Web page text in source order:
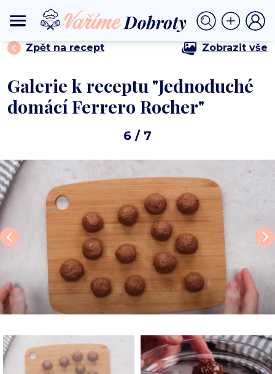
DOMŮ DEZERTY⟩ Jednoduché domácí Ferrero Rocher
Zpět na recept Zobrazit vše
Galerie k receptu "Jednoduché
domácí Ferrero Rocher"
6 / 7